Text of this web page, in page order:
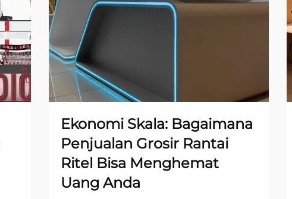
Ekonomi Skala: Bagaimana
Penjualan Grosir Rantai
Ritel Bisa Menghemat
Uang Anda